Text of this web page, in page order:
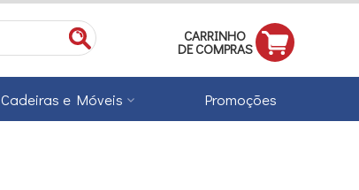
CARRINHO
DE COMPRAS
Cadeiras e Móveis Promoções